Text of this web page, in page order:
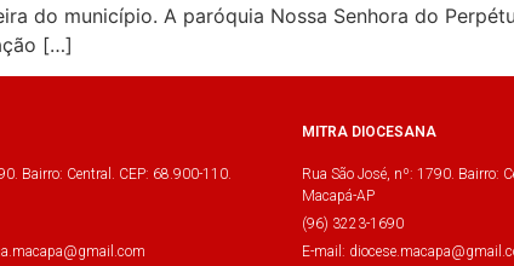
do município. A paróquia Nossa Senhora do
[…]
Bairro: Central. CEP: 68.900-110.
MITRA DIOCESANA
Rua São José, nº: 1790. Bairro:
Macapá-AP
(96) 3223-1690
E-mail: